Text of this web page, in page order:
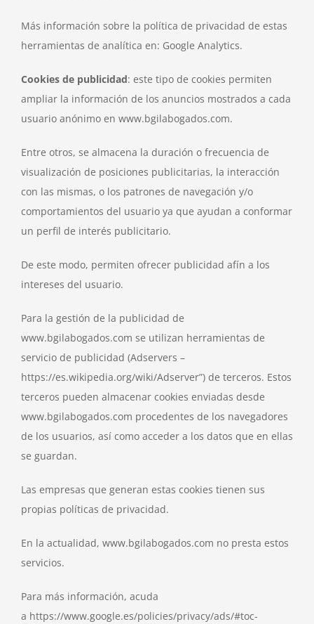
Más información sobre la política de privacidad de estas
herramientas de analítica en: Google Analytics.
Cookies de publicidad: este tipo de cookies permiten
ampliar la información de los anuncios mostrados a cada
usuario anónimo en www.bgilabogados.com.
Entre otros, se almacena la duración o frecuencia de
visualización de posiciones publicitarias, la interacción
con las mismas, o los patrones de navegación y/o
comportamientos del usuario ya que ayudan a conformar
un perfil de interés publicitario.
De este modo, permiten ofrecer publicidad afín a los
intereses del usuario.
Para la gestión de la publicidad de
www.bgilabogados.com se utilizan herramientas de
servicio de publicidad (Adservers –
https://es.wikipedia.org/wiki/Adserver”) de terceros. Estos
terceros pueden almacenar cookies enviadas desde
www.bgilabogados.com procedentes de los navegadores
de los usuarios, así como acceder a los datos que en ellas
se guardan.
Las empresas que generan estas cookies tienen sus
propias políticas de privacidad.
En la actualidad, www.bgilabogados.com no presta estos
servicios.
Para más información, acuda
a https://www.google.es/policies/privacy/ads/#toc-